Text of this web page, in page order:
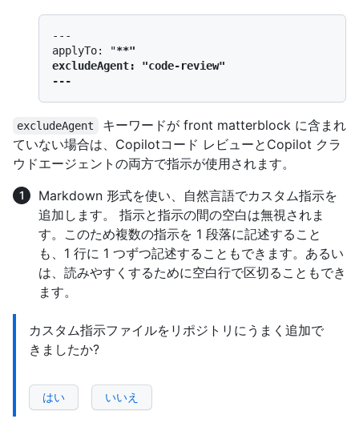
---
applyTo: "**"
excludeAgent: "code-review"
excludeAgent
キーワードが front matterblock に含まれ
ていない場合は、Copilotコード レビューとCopilot クラ
ウドエージェントの両方で指示が使用されます。
Markdown 形式を使い、自然言語でカスタム指示を
追加します。 指示と指示の間の空白は無視されま
す。このため複数の指示を 1 段落に記述すること
も、1 行に 1 つずつ記述することもできます。あるい
は、読みやすくするために空白行で区切ることもでき
ます。
カスタム指示ファイルをリポジトリにうまく追加で
きましたか?
はい いいえ